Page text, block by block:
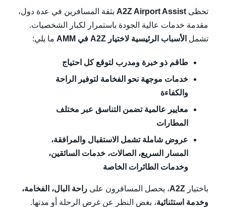
تحظى A2Z Airport Assist بثقة المسافرين في عدة دول،
مقدمة خدمات عالية الجودة باستمرار لكبار الشخصيات.
تشمل الأسباب الرئيسية لاختيار A2Z في AMM ما يلي:
طاقم ذو خبرة ومدرب لتوقع كل احتياج
خدمات موجهة نحو الفخامة لتوفير الراحة
والكفاءة
معايير عالمية تضمن التناسق عبر مختلف
المطارات
عروض شاملة تشمل الاستقبال والمرافقة،
المسار السريع، الصالات، خدمات السائقين،
وخدمات الطائرات الخاصة
باختيار A2Z، يحصل المسافرون على راحة البال، الفخامة،
وخدمة استثنائية، بغض النظر عن غرض الرحلة أو مدتها.